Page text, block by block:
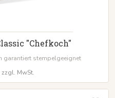
"Chefkoch"
garantiert stempelgeeignet
zzgl. MwSt.